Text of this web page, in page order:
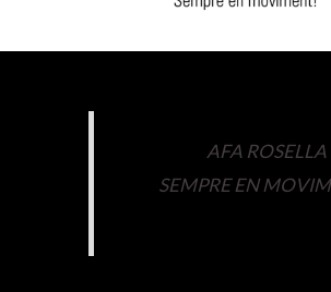
AFA ROSELLA
SEMPRE EN